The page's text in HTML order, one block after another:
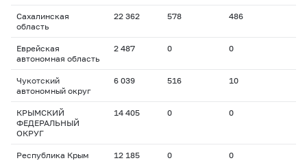
Сахалинская
область
22 362 578 486
Еврейская
автономная область
2 487 0 0
Чукотский
автономный округ
6 039 516 10
КРЫМСКИЙ
ФЕДЕРАЛЬНЫЙ
ОКРУГ
14 405 0 0
Республика Крым 12 185 0 0